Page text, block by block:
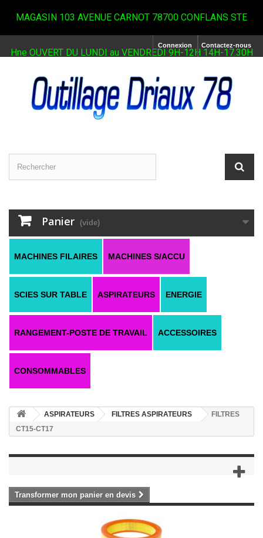
MAGASIN 103 AVENUE CARNOT 78700 CONFLANS STE
Hne OUVERT DU LUNDI au VENDREDI 9H-12H 14H-17.30H
Contactez-nous
Connexion
Panier (vide)
MACHINES FILAIRES MACHINES S/ACCU
SCIES SUR TABLE ASPIRATEURS ENERGIE
RANGEMENT-POSTE DE TRAVAIL ACCESSOIRES
CONSOMMABLES
ASPIRATEURS FILTRES ASPIRATEURS
FILTRES
CT15-CT17
Transformer mon panier en devis